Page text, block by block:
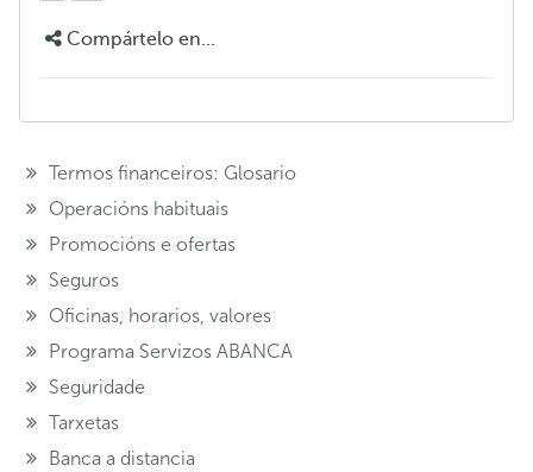
Compártelo en...
Termos financeiros: Glosario
Operacións habituais
Promocións e ofertas
Seguros
Oficinas, horarios, valores
Programa Servizos ABANCA
Seguridade
Tarxetas
Banca a distancia